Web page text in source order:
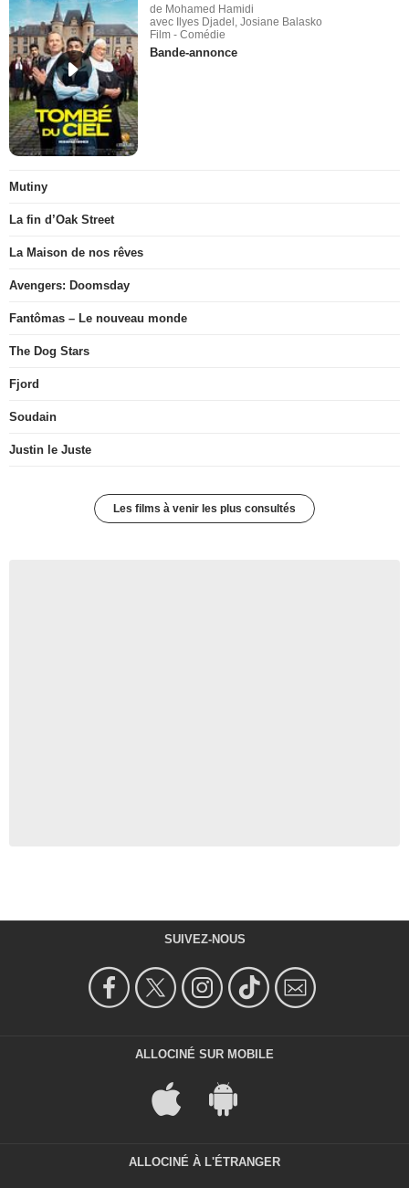
de Mohamed Hamidi
avec Ilyes Djadel, Josiane Balasko
Film - Comédie
Bande-annonce
Mutiny
La fin d’Oak Street
La Maison de nos rêves
Avengers: Doomsday
Fantômas – Le nouveau monde
The Dog Stars
Fjord
Soudain
Justin le Juste
Les films à venir les plus consultés
SUIVEZ-NOUS
ALLOCINÉ SUR MOBILE
ALLOCINÉ À L'ÉTRANGER